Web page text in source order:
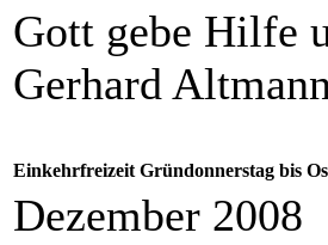
Gott gebe Hilfe
Gerhard
Einkehrfreizeit Gründonnerstag bis
Dezember 2008